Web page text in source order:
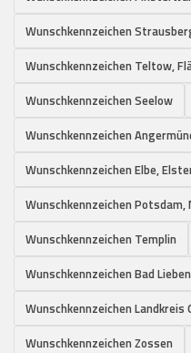
Wunschkennzeichen
Wunschkennzeichen Teltow,
Wunschkennzeichen Seelow
Wunschkennzeichen
Wunschkennzeichen Elbe,
Wunschkennzeichen
Wunschkennzeichen Templin
Wunschkennzeichen Bad
Wunschkennzeichen Landkreis
Wunschkennzeichen Zossen